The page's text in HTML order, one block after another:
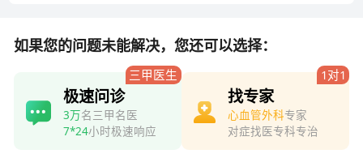
如果您的问题未能解决，您还可以选择：
三甲医生
极速问诊
3万名三甲名医
7*24小时极速响应
1对1
找专家
心血管外科专家
对症找医专科专治